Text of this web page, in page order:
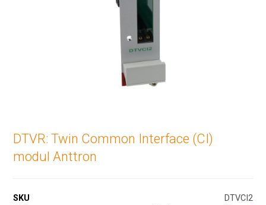
DTVR: Twin Common Interface (CI)
modul Anttron
SKU
DTVCI2